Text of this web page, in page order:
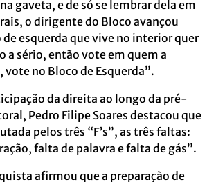
gaveta, e de só se lembrar dela em
o dirigente do Bloco avançou
de esquerda que vive no interior quer
a sério, então vote em quem a
vote no Bloco de Esquerda”.
da direita ao longo da pré-
Pedro Filipe Soares destacou que
pelos três “F’s”, as três faltas:
falta de palavra e falta de gás”.
afirmou que a preparação de